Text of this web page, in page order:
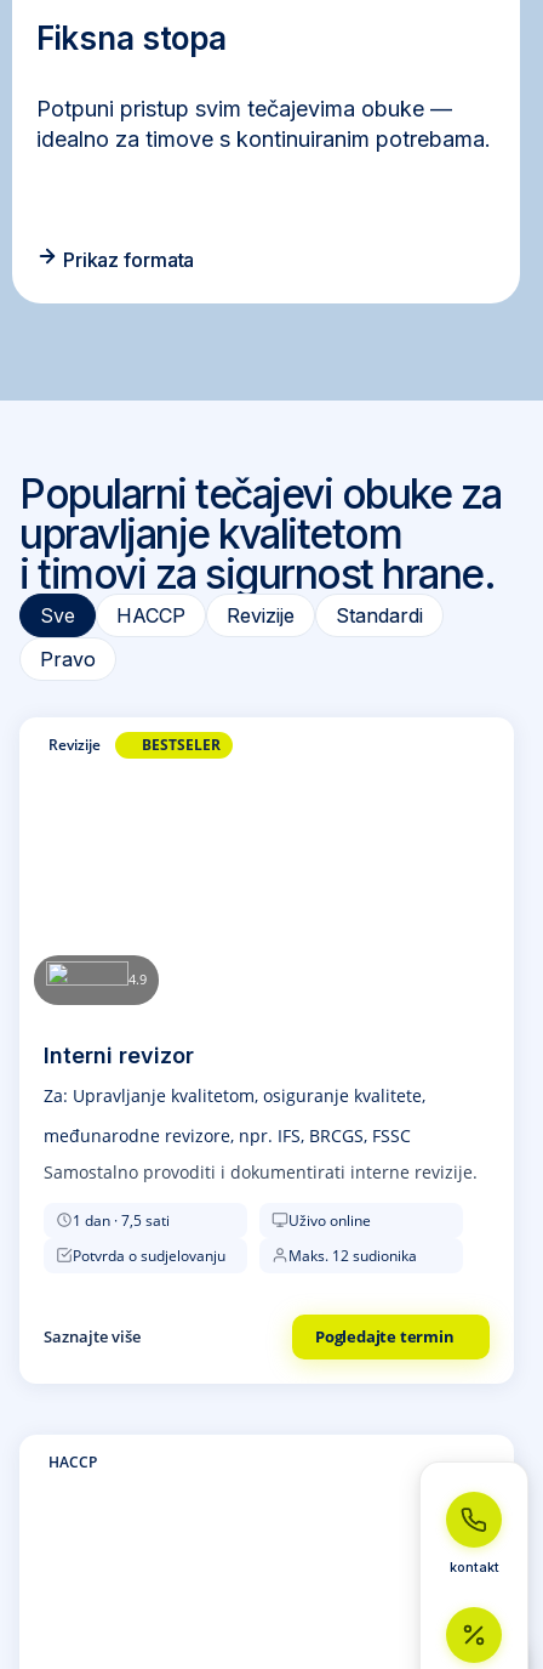
Fiksna stopa
Potpuni pristup svim tečajevima obuke —
idealno za timove s kontinuiranim potrebama.
Prikaz formata
Popularni tečajevi obuke za
upravljanje kvalitetom
i timovi za sigurnost hrane.
Sve HACCP Revizije
Standardi
Pravo
Revizije BESTSELER
4.9
Interni revizor
Za: Upravljanje kvalitetom, osiguranje kvalitete,
međunarodne revizore, npr. IFS, BRCGS, FSSC
Samostalno provoditi i dokumentirati interne revizije.
1 dan · 7,5 sati
Uživo online
Potvrda o sudjelovanju
Maks. 12 sudionika
Saznajte više Pogledajte termin
HACCP
kontakt